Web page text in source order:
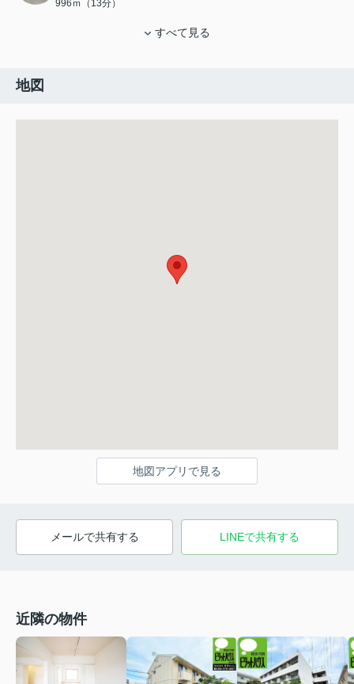
996ｍ（13分）
すべて見る
地図
地図アプリで見る
メールで共有する LINEで共有する
近隣の物件